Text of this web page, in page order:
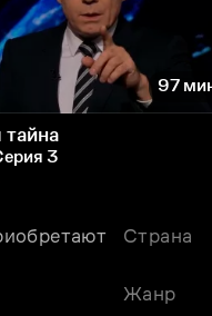
97
тайна
3
Страна
Жанр